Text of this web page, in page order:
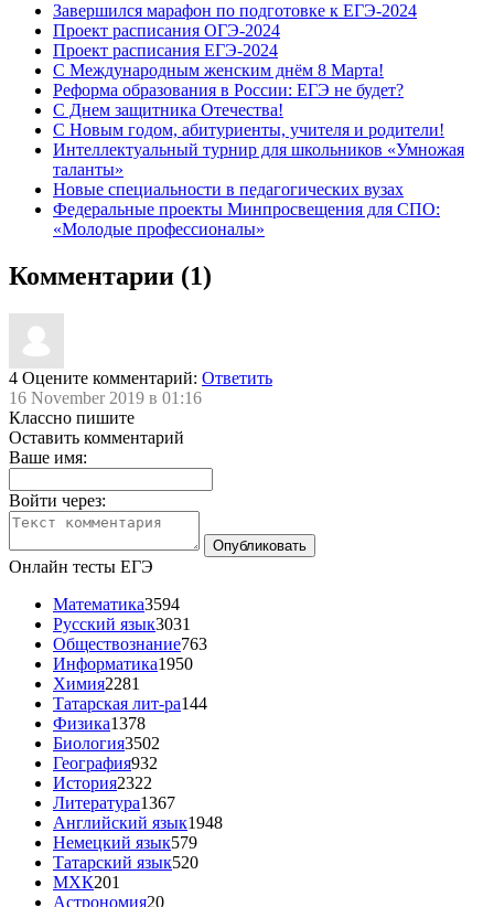
Завершился марафон по подготовке к ЕГЭ-2024
Проект расписания ОГЭ-2024
Проект расписания ЕГЭ-2024
С Международным женским днём 8 Марта!
Реформа образования в России: ЕГЭ не будет?
С Днем защитника Отечества!
С Новым годом, абитуриенты, учителя и родители!
Интеллектуальный турнир для школьников «Умножая
таланты»
Новые специальности в педагогических вузах
Федеральные проекты Минпросвещения для СПО:
«Молодые профессионалы»
Комментарии (1)
4 Оцените комментарий: Ответить
16 November 2019 в 01:16
Классно пишите
Оставить комментарий
Ваше имя:
Войти через:
Онлайн тесты ЕГЭ
Математика3594
Русский язык3031
Обществознание763
Информатика1950
Химия2281
Татарская лит-ра144
Физика1378
Биология3502
География932
История2322
Литература1367
Английский язык1948
Немецкий язык579
Татарский язык520
МХК201
Астрономия20